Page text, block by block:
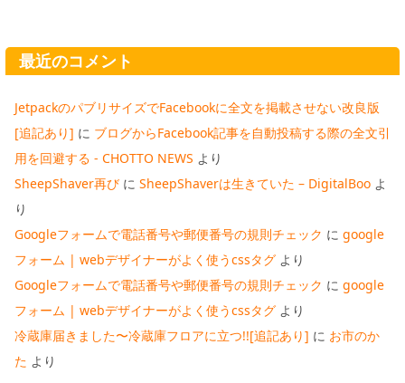
最近のコメント
JetpackのパブリサイズでFacebookに全文を掲載させない改良版
[追記あり] に ブログからFacebook記事を自動投稿する際の全文引
用を回避する - CHOTTO NEWS より
SheepShaver再び に SheepShaverは生きていた – DigitalBoo よ
り
Googleフォームで電話番号や郵便番号の規則チェック に google
フォーム | webデザイナーがよく使うcssタグ より
Googleフォームで電話番号や郵便番号の規則チェック に google
フォーム | webデザイナーがよく使うcssタグ より
冷蔵庫届きました〜冷蔵庫フロアに立つ!![追記あり] に お市のか
た より